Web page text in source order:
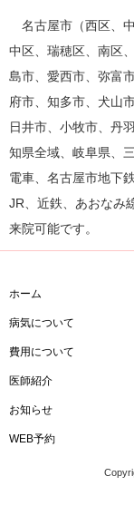
名古屋市（西区、
中区、瑞穂区、南区
島市、愛西市、弥富
府市、知多市、犬山
日井市、小牧市、丹
知県全域、岐阜県、
電車、名古屋市地下
JR、近鉄、あおなみ
来院可能です。
ホーム
病気について
費用について
医師紹介
お知らせ
WEB予約